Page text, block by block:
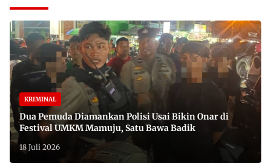
KRIMINAL
Dua Pemuda Diamankan Polisi Usai Bikin Onar di
Festival UMKM Mamuju, Satu Bawa Badik
18 Juli 2026